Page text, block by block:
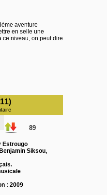
aventure
en selle une
ce niveau, on peut dire
89
Estrougo
Siksou,
: 2009